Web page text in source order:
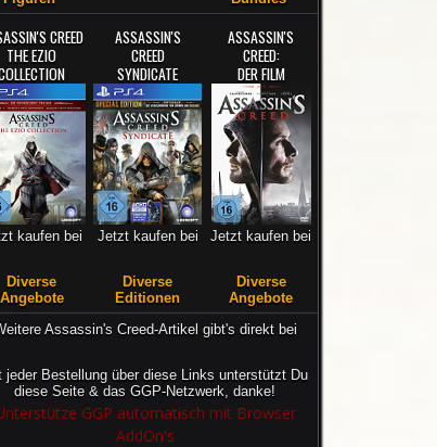
CREED
THE EZIO
kaufen bei
Diverse
Angebote
ASSASSIN'S
CREED
SYNDICATE
Jetzt kaufen bei
Diverse
Editionen
ASSASSIN'S
CREED:
DER FILM
Jetzt kaufen bei
Diverse
Angebote
Assassin's Creed-Artikel gibt's direkt bei
jeder Bestellung über diese Links unterstützt Du
diese Seite & das GGP-Netzwerk, danke!
GGP automatisch mit Browser
AddOn's